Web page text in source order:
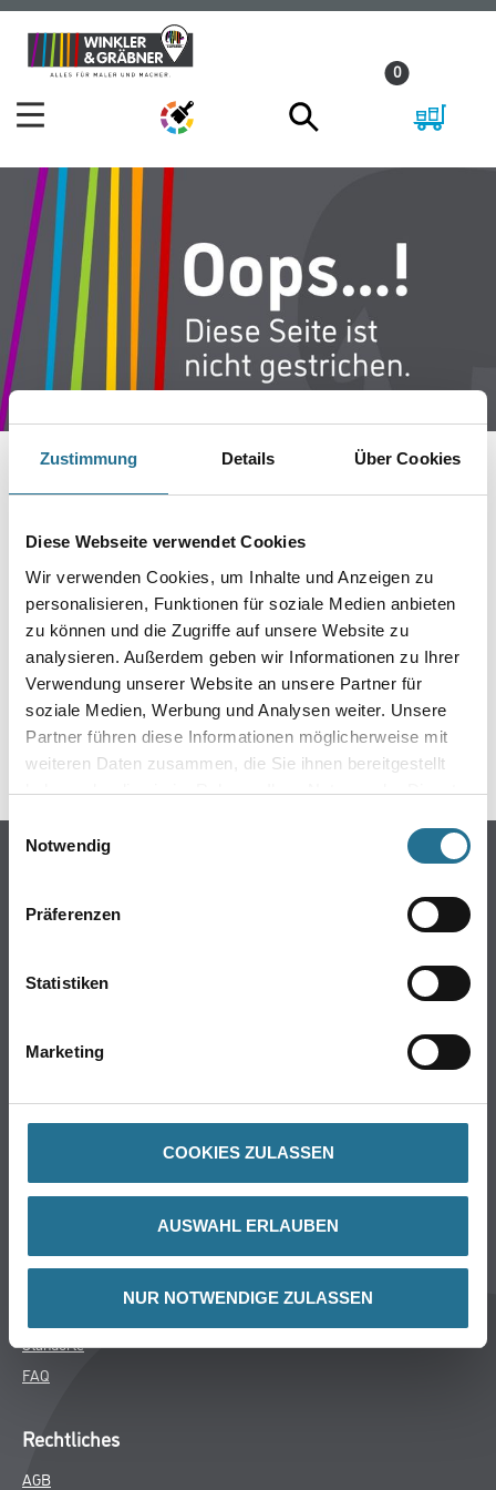
Zustimmung Details Über Cookies
Diese Webseite verwendet Cookies
Wir verwenden Cookies, um Inhalte und Anzeigen zu
personalisieren, Funktionen für soziale Medien anbieten
zu können und die Zugriffe auf unsere Website zu
analysieren. Außerdem geben wir Informationen zu Ihrer
Verwendung unserer Website an unsere Partner für
soziale Medien, Werbung und Analysen weiter. Unsere
Partner führen diese Informationen möglicherweise mit
weiteren Daten zusammen, die Sie ihnen bereitgestellt
haben oder die sie im Rahmen Ihrer Nutzung der Dienste
Einwilligungsauswahl
Notwendig
Präferenzen
Statistiken
Marketing
COOKIES ZULASSEN
AUSWAHL ERLAUBEN
NUR NOTWENDIGE ZULASSEN
Zum
Inhalt
Zum
Navigationsmenü
0
IST AUFGETRETEN
Keine Sorge, wir pinseln schon an der Lösung und
werden das Problem so schnell wie möglich beheben.
Erkunden Sie in der Zwischenzeit unseren Online-Shop
und lassen Sie sich inspirieren.
ZURÜCK ZUM ONLINE-SHOP
Online-Shop
Putze- und Spachtelmassen
Wand- & Deckenbeläge
Winkler & Gräbner
Services
Standorte
FAQ
Rechtliches
AGB